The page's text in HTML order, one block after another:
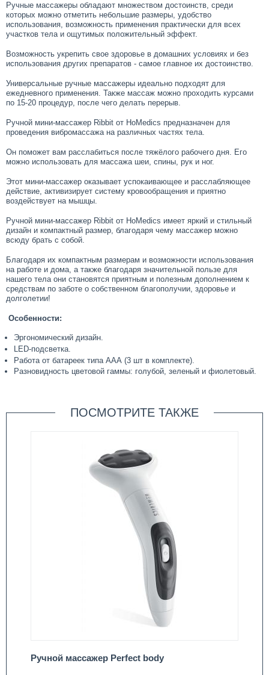
Ручные массажеры обладают множеством достоинств, среди
которых можно отметить небольшие размеры, удобство
использования, возможность применения практически для всех
участков тела и ощутимых положительный эффект.
Возможность укрепить свое здоровье в домашних условиях и без
использования других препаратов - самое главное их достоинство.
Универсальные ручные массажеры идеально подходят для
ежедневного применения. Также массаж можно проходить курсами
по 15-20 процедур, после чего делать перерыв.
Ручной мини-массажер Ribbit от HoMedics предназначен для
проведения вибромассажа на различных частях тела.
Он поможет вам расслабиться после тяжёлого рабочего дня. Его
можно использовать для массажа шеи, спины, рук и ног.
Этот мини-массажер оказывает успокаивающее и расслабляющее
действие, активизирует систему кровообращения и приятно
воздействует на мышцы.
Ручной мини-массажер Ribbit от HoMedics имеет яркий и стильный
дизайн и компактный размер, благодаря чему массажер можно
всюду брать с собой.
Благодаря их компактным размерам и возможности использования
на работе и дома, а также благодаря значительной пользе для
нашего тела они становятся приятным и полезным дополнением к
средствам по заботе о собственном благополучии, здоровье и
долголетии!
Особенности:
Эргономический дизайн.
LED-подсветка.
Работа от батареек типа ААА (3 шт в комплекте).
Разновидность цветовой гаммы: голубой, зеленый и фиолетовый.
ПОСМОТРИТЕ ТАКЖЕ
Ручной массажер Perfect body